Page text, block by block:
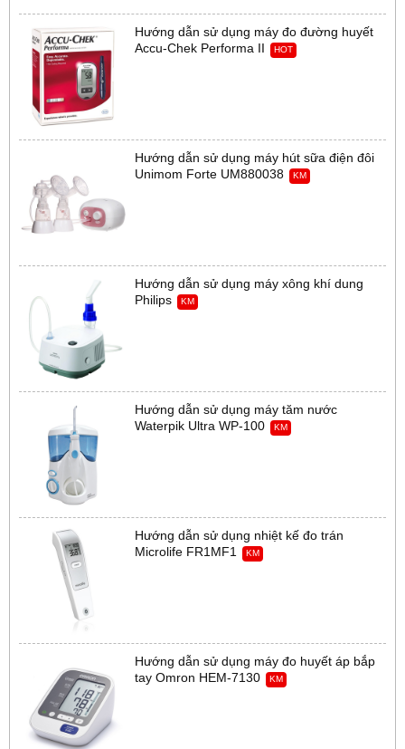
Hướng dẫn sử dụng máy đo đường huyết
Accu-Chek Performa II
HOT
Hướng dẫn sử dụng máy hút sữa điện đôi
Unimom Forte UM880038
KM
Hướng dẫn sử dụng máy xông khí dung
Philips
KM
Hướng dẫn sử dụng máy tăm nước
Waterpik Ultra WP-100
KM
Hướng dẫn sử dụng nhiệt kế đo trán
Microlife FR1MF1
KM
Hướng dẫn sử dụng máy đo huyết áp bắp
tay Omron HEM-7130
KM